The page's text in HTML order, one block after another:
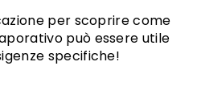
per scoprire come
può essere utile
specifiche!